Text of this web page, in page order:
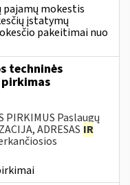
pajamų mokestis
įstatymų
pakeitimai nuo
techninės
PIRKIMUS Paslaugų
ADRESAS IR